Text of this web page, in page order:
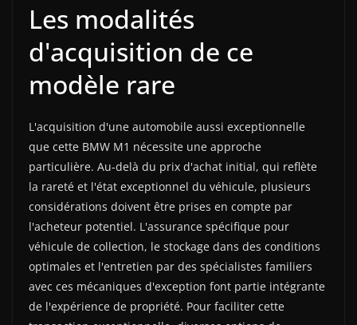
Les modalités
d'acquisition de ce
modèle rare
L'acquisition d'une automobile aussi exceptionnelle
que cette BMW M1 nécessite une approche
particulière. Au-delà du prix d'achat initial, qui reflète
la rareté et l'état exceptionnel du véhicule, plusieurs
considérations doivent être prises en compte par
l'acheteur potentiel. L'assurance spécifique pour
véhicule de collection, le stockage dans des conditions
optimales et l'entretien par des spécialistes familiers
avec ces mécaniques d'exception font partie intégrante
de l'expérience de propriété. Pour faciliter cette